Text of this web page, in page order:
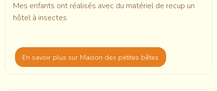
Mes enfants ont réalisés avec du matériel de recup un
hôtel à insectes
En savoir plussur Maison des petites bêtes